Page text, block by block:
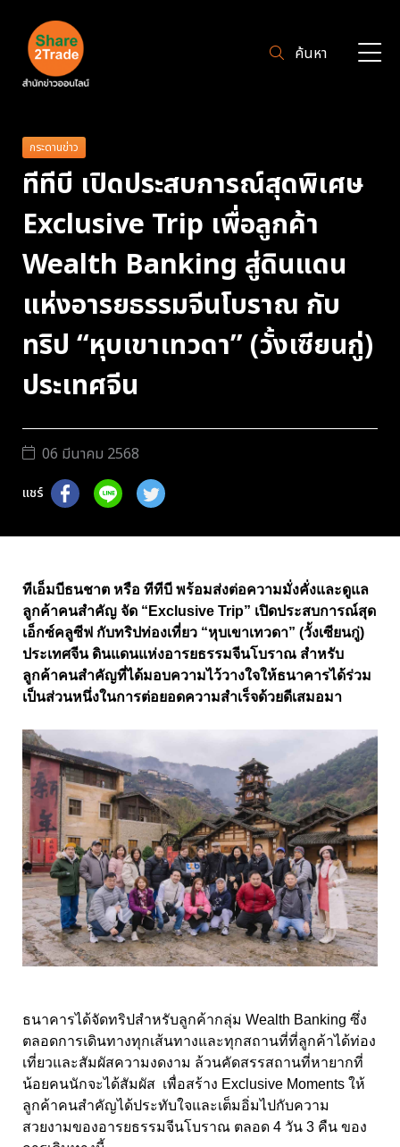
ค้นหา
กระดานข่าว
ทีทีบี เปิดประสบการณ์สุดพิเศษ
Exclusive Trip เพื่อลูกค้า
Wealth Banking สู่ดินแดน
แห่งอารยธรรมจีนโบราณ กับ
ทริป “หุบเขาเทวดา” (วั้งเซียนกู่)
ประเทศจีน
06 มีนาคม 2568
แชร์
ทีเอ็มบีธนชาต หรือ ทีทีบี พร้อมส่งต่อความมั่งคั่งและดูแล
ลูกค้าคนสำคัญ จัด “Exclusive Trip” เปิดประสบการณ์สุด
เอ็กซ์คลูซีฟ กับทริปท่องเที่ยว “หุบเขาเทวดา” (วั้งเซียนกู่)
ประเทศจีน ดินแดนแห่งอารยธรรมจีนโบราณ สำหรับ
ลูกค้าคนสำคัญที่ได้มอบความไว้วางใจให้ธนาคารได้ร่วม
เป็นส่วนหนึ่งในการต่อยอดความสำเร็จด้วยดีเสมอมา
ธนาคารได้จัดทริปสำหรับลูกค้ากลุ่ม Wealth Banking ซึ่ง
ตลอดการเดินทางทุกเส้นทางและทุกสถานที่ที่ลูกค้าได้ท่อง
เที่ยวและสัมผัสความงดงาม ล้วนคัดสรรสถานที่หายากที่
น้อยคนนักจะได้สัมผัส เพื่อสร้าง Exclusive Moments ให้
ลูกค้าคนสำคัญได้ประทับใจและเต็มอิ่มไปกับความ
สวยงามของอารยธรรมจีนโบราณ ตลอด 4 วัน 3 คืน ของ